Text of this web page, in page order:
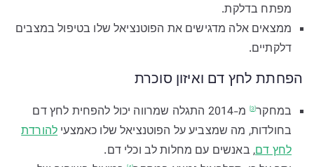
מפתח בדלקת.
ממצאים אלה מדגישים את הפוטנציאל שלו בטיפול במצבים
דלקתיים.
הפחתת לחץ דם ואיזון סוכרת
במחקר[3]
מ-2014 התגלה שמרווה יכול להפחית לחץ דם
בחולדות, מה שמצביע על הפוטנציאל שלו כאמצעילהורדת
לחץ דם, באנשים עם מחלות לב וכלי דם.